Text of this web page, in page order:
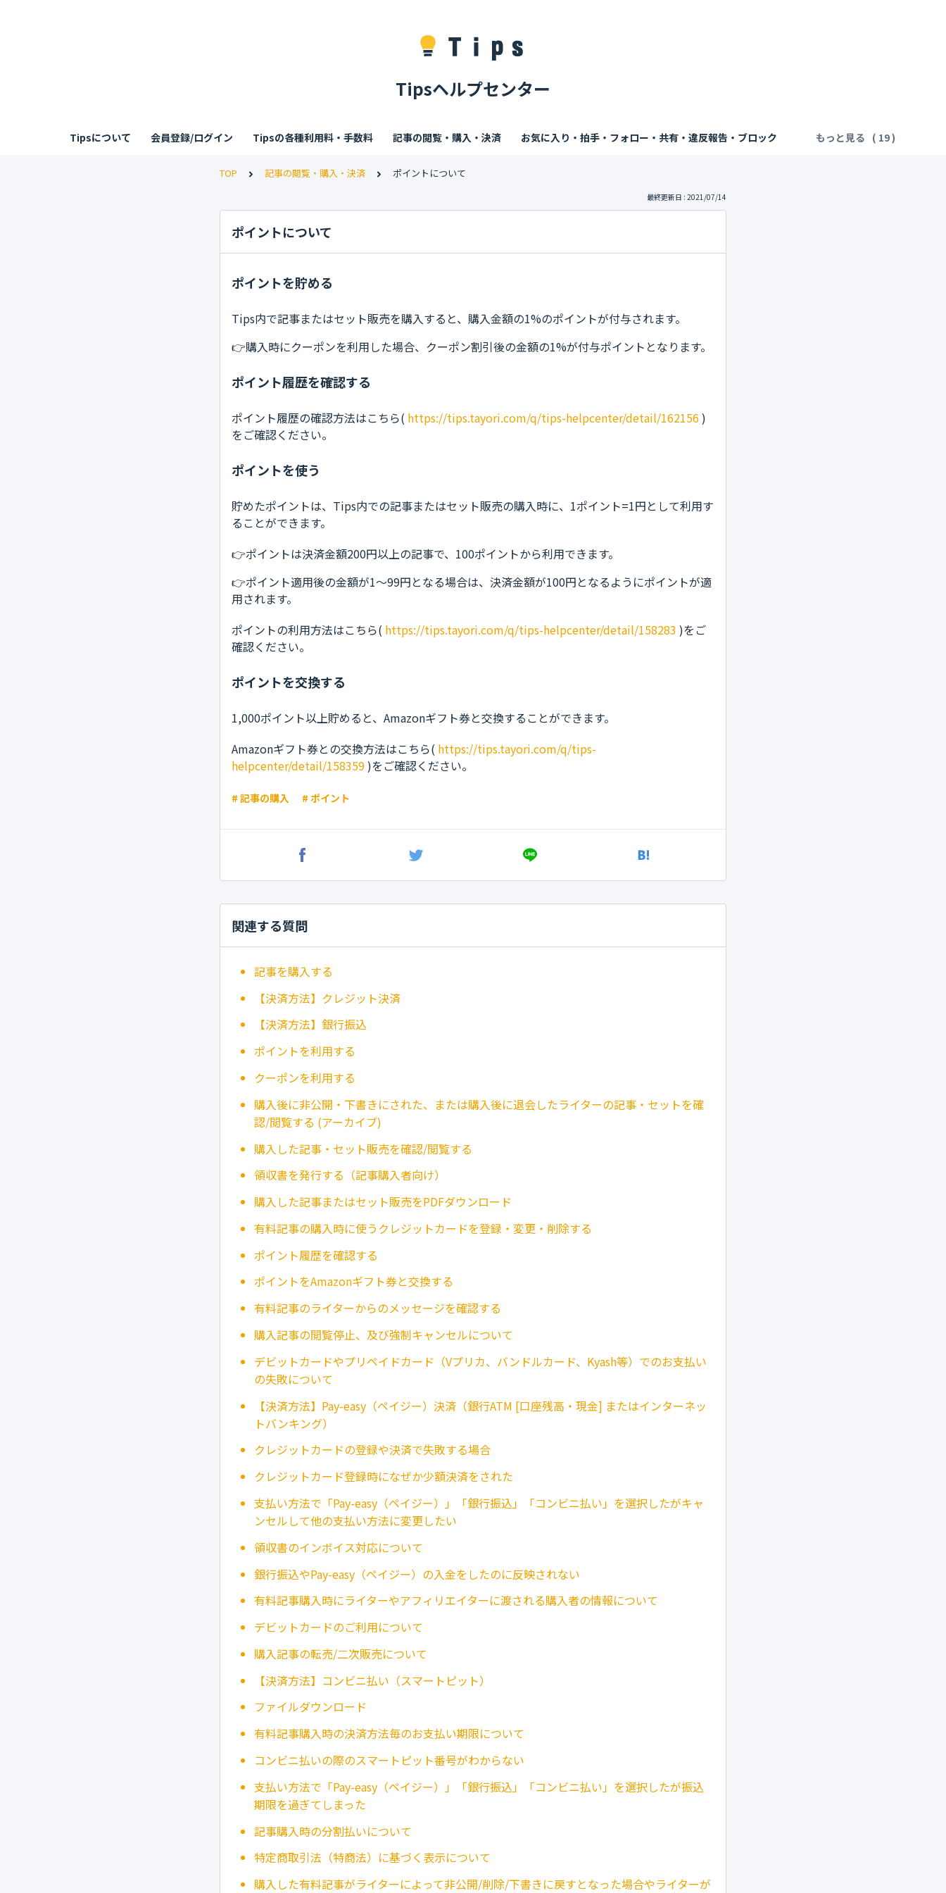
Tipsヘルプセンター
Tipsについて 会員登録/ログイン Tipsの各種利用料・手数料 記事の閲覧・購入・決済 お気に入り・拍手・フォロー・共有・違反報告・ブロック もっと見る
TOP 記事の閲覧・購入・決済 ポイントについて
最終更新日 : 2021/07/14
ポイントについて
ポイントを貯める
Tips内で記事またはセット販売を購入すると、購入金額の1%のポイントが付与されます。
👉購入時にクーポンを利用した場合、クーポン割引後の金額の1%が付与ポイントとなります。
ポイント履歴を確認する
ポイント履歴の確認方法はこちら( https://tips.tayori.com/q/tips-helpcenter/detail/162156)
をご確認ください。
ポイントを使う
貯めたポイントは、Tips内での記事またはセット販売の購入時に、1ポイント=1円として利用す
ることができます。
👉ポイントは決済金額200円以上の記事で、100ポイントから利用できます。
👉ポイント適用後の金額が1〜99円となる場合は、決済金額が100円となるようにポイントが適
用されます。
ポイントの利用方法はこちら( https://tips.tayori.com/q/tips-helpcenter/detail/158283 )をご
確認ください。
ポイントを交換する
1,000ポイント以上貯めると、Amazonギフト券と交換することができます。
Amazonギフト券との交換方法はこちら( https://tips.tayori.com/q/tips-
helpcenter/detail/158359)をご確認ください。
# 記事の購入 # ポイント
関連する質問
記事を購入する
【決済方法】クレジット決済
【決済方法】銀行振込
ポイントを利用する
クーポンを利用する
購入後に非公開・下書きにされた、または購入後に退会したライターの記事・セットを確
認/閲覧する (アーカイブ)
購入した記事・セット販売を確認/閲覧する
領収書を発行する（記事購入者向け）
購入した記事またはセット販売をPDFダウンロード
有料記事の購入時に使うクレジットカードを登録・変更・削除する
ポイント履歴を確認する
ポイントをAmazonギフト券と交換する
有料記事のライターからのメッセージを確認する
購入記事の閲覧停止、及び強制キャンセルについて
デビットカードやプリペイドカード（Vプリカ、バンドルカード、Kyash等）でのお支払い
の失敗について
【決済方法】Pay-easy（ペイジー）決済（銀行ATM [口座残高・現金] またはインターネッ
トバンキング）
クレジットカードの登録や決済で失敗する場合
クレジットカード登録時になぜか少額決済をされた
支払い方法で「Pay-easy（ペイジー）」「銀行振込」「コンビニ払い」を選択したがキャ
ンセルして他の支払い方法に変更したい
領収書のインボイス対応について
銀行振込やPay-easy（ペイジー）の入金をしたのに反映されない
有料記事購入時にライターやアフィリエイターに渡される購入者の情報について
デビットカードのご利用について
購入記事の転売/二次販売について
【決済方法】コンビニ払い（スマートピット）
ファイルダウンロード
有料記事購入時の決済方法毎のお支払い期限について
コンビニ払いの際のスマートピット番号がわからない
支払い方法で「Pay-easy（ペイジー）」「銀行振込」「コンビニ払い」を選択したが振込
期限を過ぎてしまった
記事購入時の分割払いについて
特定商取引法（特商法）に基づく表示について
購入した有料記事がライターによって非公開/削除/下書きに戻すとなった場合やライターが